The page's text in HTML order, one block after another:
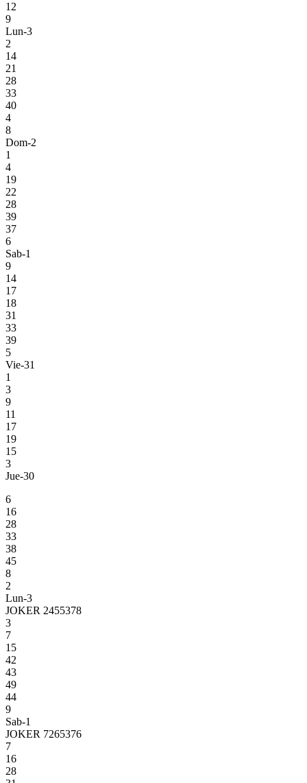
12
9
Lun-3
2
14
21
28
33
40
4
8
Dom-2
1
4
19
22
28
39
37
6
Sab-1
9
14
17
18
31
33
39
5
Vie-31
1
3
9
11
17
19
15
3
Jue-30
6
16
28
33
38
45
8
2
Lun-3
JOKER 2455378
3
7
15
42
43
49
44
9
Sab-1
JOKER 7265376
7
16
28